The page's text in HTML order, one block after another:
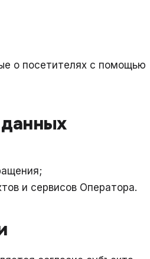
о посетителях с помощью
и сервисов Оператора.